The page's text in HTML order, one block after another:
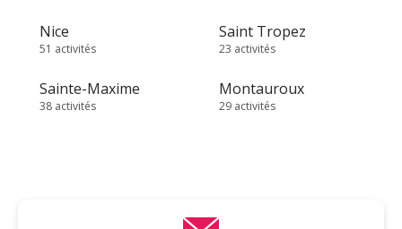
Nice
51 activités
Saint Tropez
23 activités
Sainte-Maxime
38 activités
Montauroux
29 activités